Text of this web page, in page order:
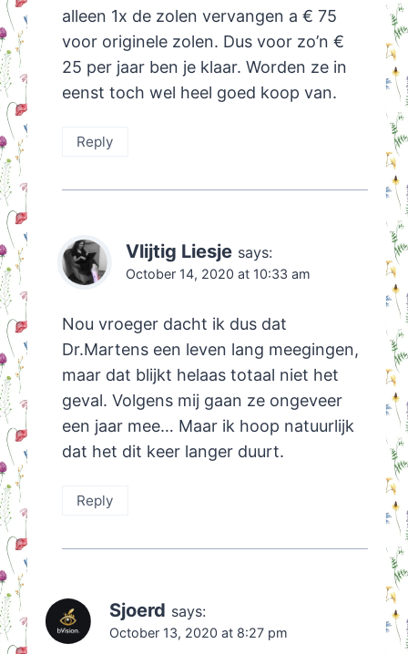
alleen 1x de zolen vervangen a € 75
voor originele zolen. Dus voor zo’n €
25 per jaar ben je klaar. Worden ze in
eenst toch wel heel goed koop van.
Reply
Vlijtig Liesje says:
October 14, 2020 at 10:33 am
Nou vroeger dacht ik dus dat
Dr.Martens een leven lang meegingen,
maar dat blijkt helaas totaal niet het
geval. Volgens mij gaan ze ongeveer
een jaar mee… Maar ik hoop natuurlijk
dat het dit keer langer duurt.
Reply
Sjoerd says:
October 13, 2020 at 8:27 pm